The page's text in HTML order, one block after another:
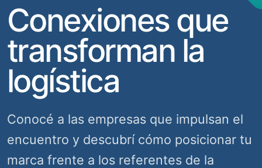
Conexiones que
transforman la
logística
Conocé a las empresas que impulsan el
encuentro y descubrí cómo posicionar tu
marca frente a los referentes de la